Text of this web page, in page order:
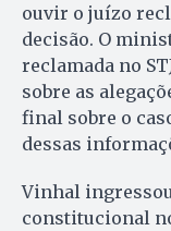
ouvir o juízo
decisão. O
reclamada no
sobre as
final sobre o
dessas
Vinhal
constitucional